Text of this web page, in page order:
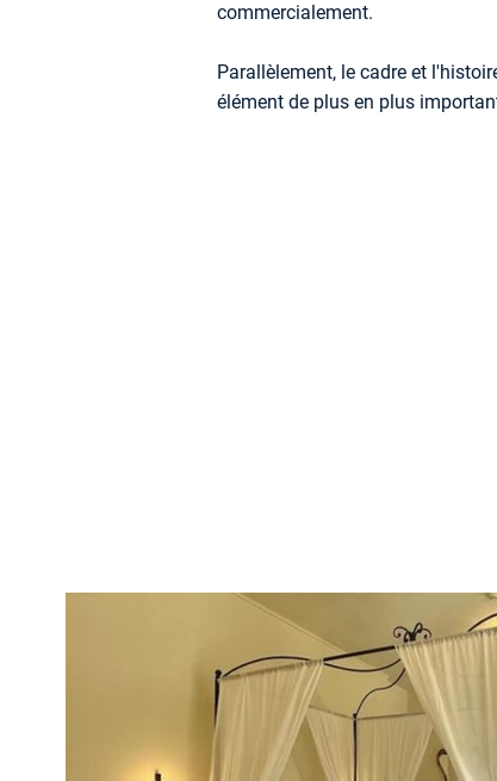
commercialement.
Parallèlement, le cadre et
élément de plus en plus